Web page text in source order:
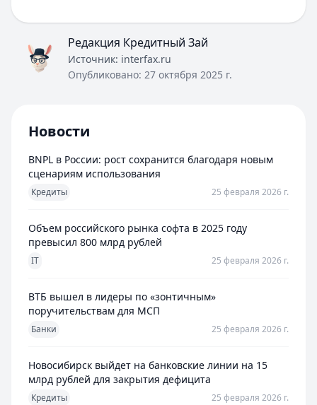
Редакция Кредитный Зай
Источник: interfax.ru
Опубликовано: 27 октября 2025 г.
Новости
BNPL в России: рост сохранится благодаря новым
сценариям использования
Кредиты 25 февраля 2026 г.
Объем российского рынка софта в 2025 году
превысил 800 млрд рублей
IT 25 февраля 2026 г.
ВТБ вышел в лидеры по «зонтичным»
поручительствам для МСП
Банки 25 февраля 2026 г.
Новосибирск выйдет на банковские линии на 15
млрд рублей для закрытия дефицита
Кредиты 25 февраля 2026 г.